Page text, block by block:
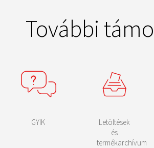
További
GYIK
Letöltések
és
termékarchívum